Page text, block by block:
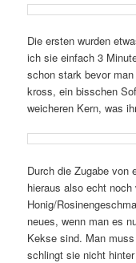
Die ersten wurden
ich sie einfach 3
schon stark bevor
kross, ein bisschen
weicheren Kern, was
Durch die Zugabe von
hieraus also echt
Honig/
neues, wenn man es
Kekse sind. Man
schlingt sie nicht